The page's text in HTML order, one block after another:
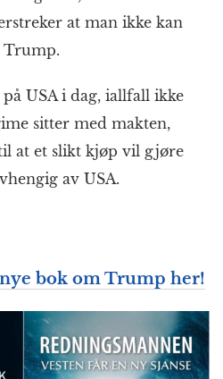
at man ikke kan
Trump.
USA i dag, iallfall ikke
sitter med makten,
at et slikt kjøp vil gjøre
av USA.
bok om Trump her!